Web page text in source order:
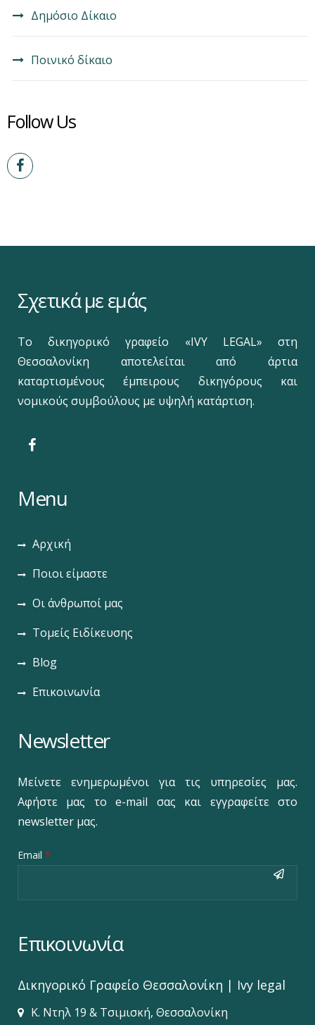
Δημόσιο Δίκαιο
Ποινικό δίκαιο
Follow Us
Σχετικά με εμάς
Το δικηγορικό γραφείο «IVY LEGAL» στη
Θεσσαλονίκη αποτελείται από άρτια
καταρτισμένους έμπειρους δικηγόρους και
νομικούς συμβούλους με υψηλή κατάρτιση.
Menu
Αρχική
Ποιοι είμαστε
Οι άνθρωποί μας
Τομείς Ειδίκευσης
Blog
Επικοινωνία
Newsletter
Μείνετε ενημερωμένοι για τις υπηρεσίες μας.
Αφήστε μας το e-mail σας και εγγραφείτε στο
newsletter μας.
Email *
Επικοινωνία
Δικηγορικό Γραφείο‎ Θεσσαλονίκη | Ivy legal
Κ. Ντηλ 19 & Τσιμισκή, Θεσσαλονίκη